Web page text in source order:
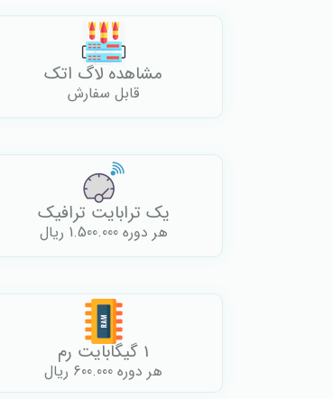
مشاهده لاگ اتک
قابل سفارش
یک ترابایت ترافیک
هر دوره 1.500.000 ریال
1 گیگابایت رم
هر دوره 600.000 ریال